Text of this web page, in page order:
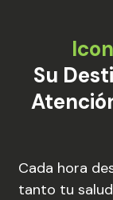
Su
Cada hora
tanto tu